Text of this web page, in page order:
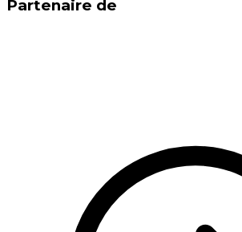
Partenaire de